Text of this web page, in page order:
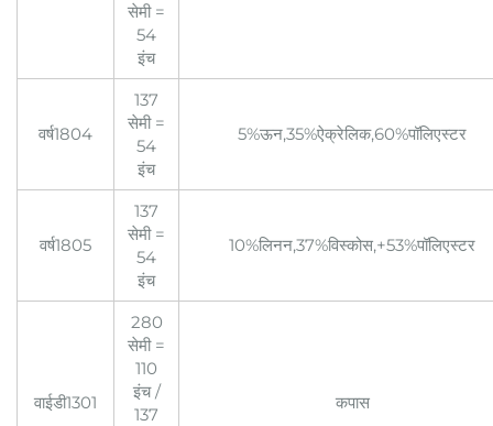
सेमी =
54
इंच
वर्ष1804
137
सेमी =
54
इंच
5%ऊन,35%ऐक्रेलिक,60%पॉलिएस्टर
वर्ष1805
137
सेमी =
54
इंच
10%लिनन,37%विस्कोस,+53%पॉलिएस्टर
वाईडी1301
280
सेमी =
110
इंच /
137
कपास